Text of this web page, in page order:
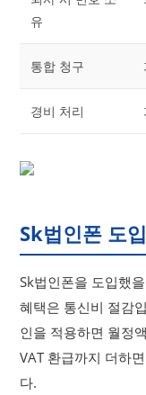
유
통합 청구
경비 처리
Sk법인폰 도
Sk법인폰을 도입했
혜택은 통신비 절감
인을 적용하면 월정
VAT 환급까지 더하
다.